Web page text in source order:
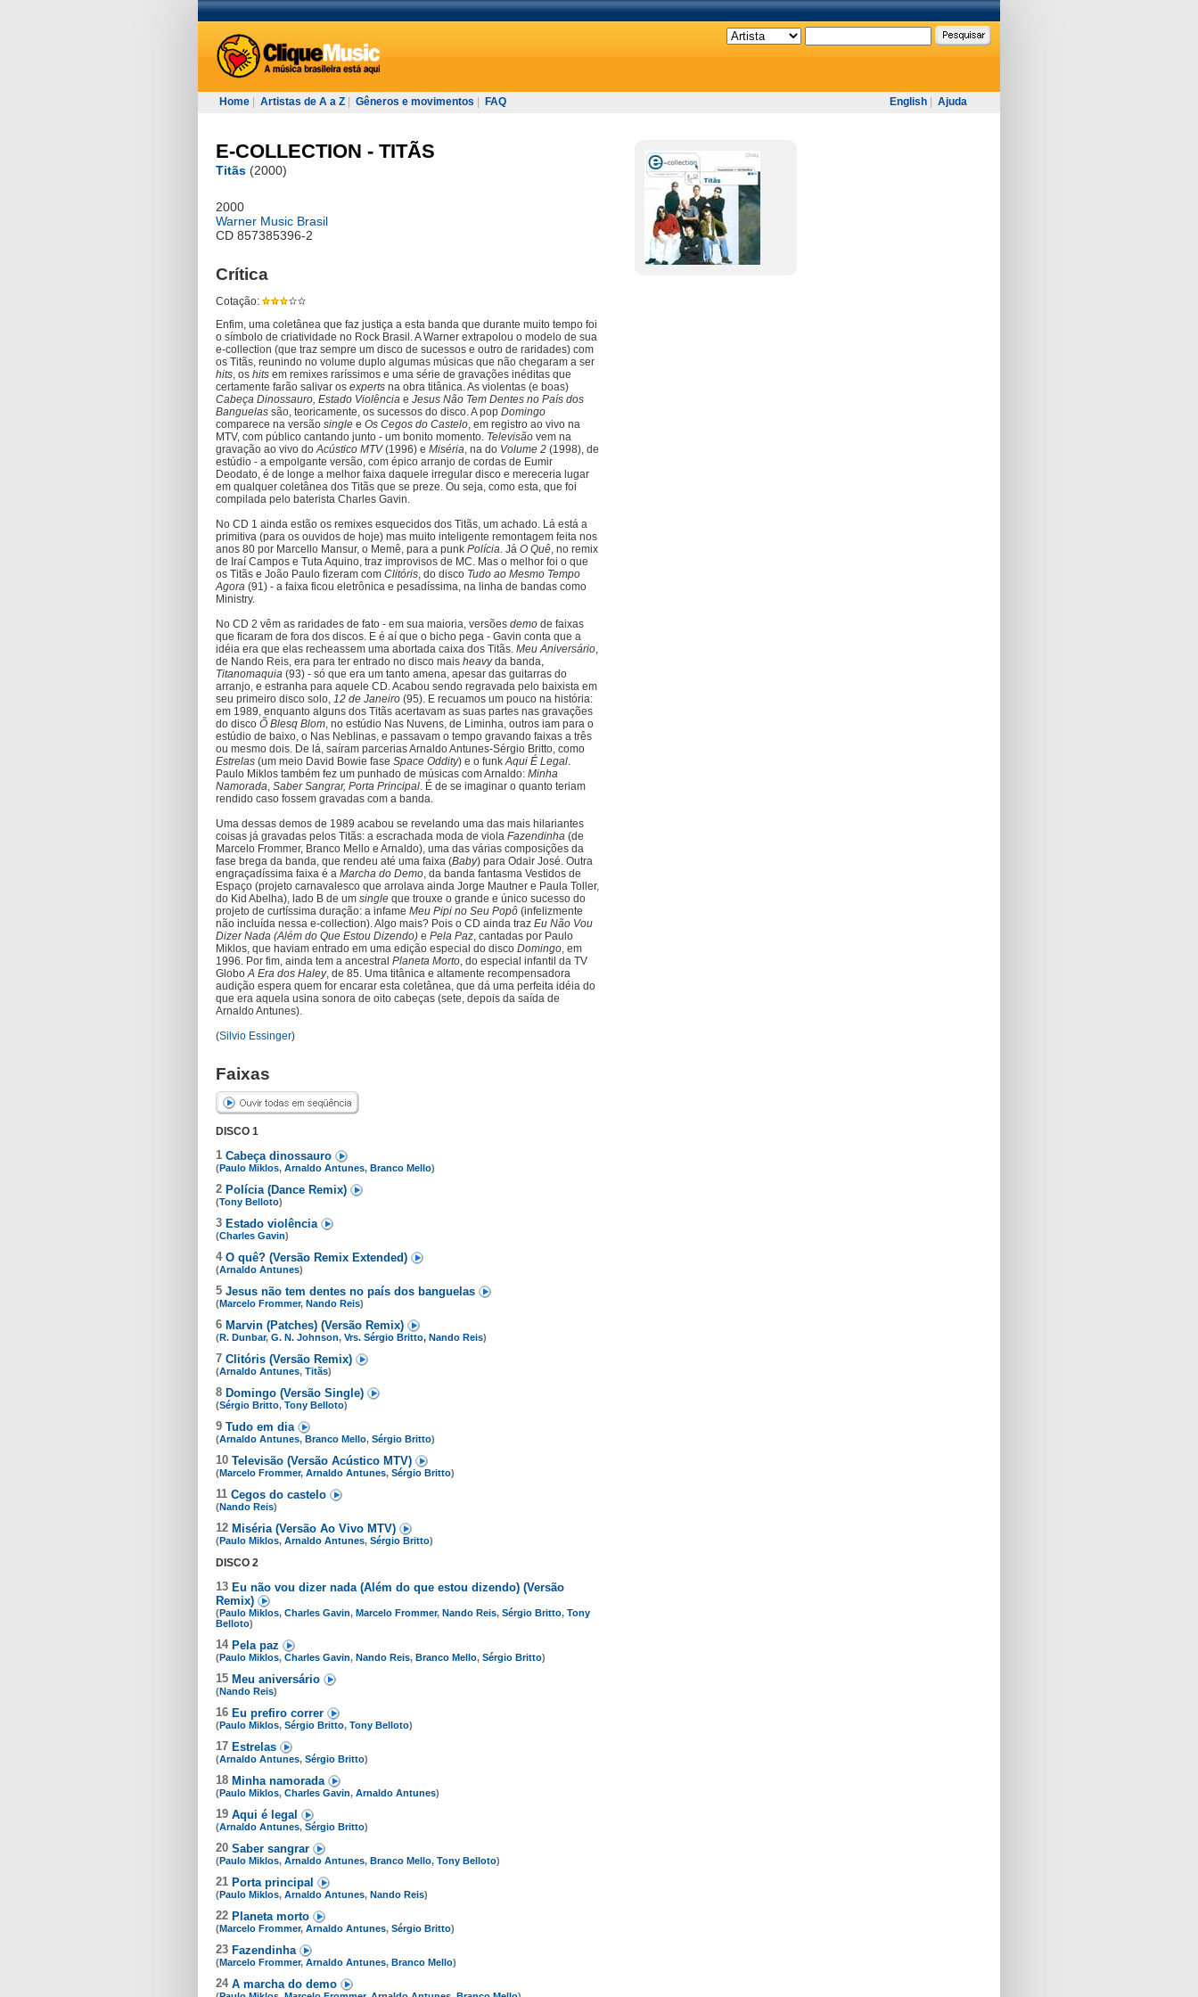
Home Artistas de A a Z Gêneros e movimentos FAQ English Ajuda
E-COLLECTION - TITÃS
Titãs (2000)
2000
Warner Music Brasil
CD 857385396-2
Crítica
Cotação:
Enfim, uma coletânea que faz justiça a esta banda que durante muito tempo foi
o símbolo de criatividade no Rock Brasil. A Warner extrapolou o modelo de sua
e-collection (que traz sempre um disco de sucessos e outro de raridades) com
os Titãs, reunindo no volume duplo algumas músicas que não chegaram a ser
hits, os hits em remixes raríssimos e uma série de gravações inéditas que
certamente farão salivar os experts na obra titânica. As violentas (e boas)
Cabeça Dinossauro, Estado Violência e Jesus Não Tem Dentes no País dos
Banguelas são, teoricamente, os sucessos do disco. A pop Domingo
comparece na versão single e Os Cegos do Castelo, em registro ao vivo na
MTV, com público cantando junto - um bonito momento. Televisão vem na
gravação ao vivo doAcústico MTV(1996) e Miséria, na do Volume 2 (1998), de
estúdio - a empolgante versão, com épico arranjo de cordas de Eumir
Deodato, é de longe a melhor faixa daquele irregular disco e mereceria lugar
em qualquer coletânea dos Titãs que se preze. Ou seja, como esta, que foi
compilada pelo baterista Charles Gavin.
No CD 1 ainda estão os remixes esquecidos dos Titãs, um achado. Lá está a
primitiva (para os ouvidos de hoje) mas muito inteligente remontagem feita nos
anos 80 por Marcello Mansur, o Memê, para a punk Polícia. Já O Quê, no remix
de Iraí Campos e Tuta Aquino, traz improvisos de MC. Mas o melhor foi o que
os Titãs e João Paulo fizeram com Clitóris, do disco Tudo ao Mesmo Tempo
Agora (91) - a faixa ficou eletrônica e pesadíssima, na linha de bandas como
Ministry.
No CD 2 vêm as raridades de fato - em sua maioria, versões demo de faixas
que ficaram de fora dos discos. E é aí que o bicho pega - Gavin conta que a
idéia era que elas recheassem uma abortada caixa dos Titãs. Meu Aniversário,
de Nando Reis, era para ter entrado no disco mais heavyda banda,
Titanomaquia (93) - só que era um tanto amena, apesar das guitarras do
arranjo, e estranha para aquele CD. Acabou sendo regravada pelo baixista em
seu primeiro disco solo, 12 de Janeiro (95). E recuamos um pouco na história:
em 1989, enquanto alguns dos Titãs acertavam as suas partes nas gravações
do disco Õ Blesq Blom, no estúdio Nas Nuvens, de Liminha, outros iam para o
estúdio de baixo, o Nas Neblinas, e passavam o tempo gravando faixas a três
ou mesmo dois. De lá, saíram parcerias Arnaldo Antunes-Sérgio Britto, como
Estrelas (um meio David Bowie fase Space Oddity) e o funkAqui É Legal.
Paulo Miklos também fez um punhado de músicas com Arnaldo: Minha
Namorada, Saber Sangrar, Porta Principal. É de se imaginar o quanto teriam
rendido caso fossem gravadas com a banda.
Uma dessas demos de 1989 acabou se revelando uma das mais hilariantes
coisas já gravadas pelos Titãs: a escrachada moda de viola Fazendinha (de
Marcelo Frommer, Branco Mello e Arnaldo), uma das várias composições da
fase brega da banda, que rendeu até uma faixa (Baby) para Odair José. Outra
engraçadíssima faixa é a Marcha do Demo, da banda fantasma Vestidos de
Espaço (projeto carnavalesco que arrolava ainda Jorge Mautner e Paula Toller,
do Kid Abelha), lado B de um single que trouxe o grande e único sucesso do
projeto de curtíssima duração: a infame Meu Pipi no Seu Popô (infelizmente
não incluída nessa e-collection). Algo mais? Pois o CD ainda traz Eu Não Vou
Dizer Nada (Além do Que Estou Dizendo) e Pela Paz, cantadas por Paulo
Miklos, que haviam entrado em uma edição especial do disco Domingo, em
1996. Por fim, ainda tem a ancestral Planeta Morto, do especial infantil da TV
GloboA Era dos Haley, de 85. Uma titânica e altamente recompensadora
audição espera quem for encarar esta coletânea, que dá uma perfeita idéia do
que era aquela usina sonora de oito cabeças (sete, depois da saída de
Arnaldo Antunes).
(Silvio Essinger)
Faixas
DISCO 1
1 Cabeça dinossauro
(Paulo Miklos, Arnaldo Antunes, Branco Mello)
2 Polícia (Dance Remix)
(Tony Belloto)
3 Estado violência
(Charles Gavin)
4 O quê? (Versão Remix Extended)
(Arnaldo Antunes)
5 Jesus não tem dentes no país dos banguelas
(Marcelo Frommer, Nando Reis)
6 Marvin (Patches) (Versão Remix)
(R. Dunbar, G. N. Johnson, Vrs. Sérgio Britto, Nando Reis)
7 Clitóris (Versão Remix)
(Arnaldo Antunes, Titãs)
8 Domingo (Versão Single)
(Sérgio Britto, Tony Belloto)
9 Tudo em dia
(Arnaldo Antunes, Branco Mello, Sérgio Britto)
10 Televisão (Versão Acústico MTV)
(Marcelo Frommer, Arnaldo Antunes, Sérgio Britto)
11 Cegos do castelo
(Nando Reis)
12 Miséria (Versão Ao Vivo MTV)
(Paulo Miklos, Arnaldo Antunes, Sérgio Britto)
DISCO 2
13 Eu não vou dizer nada (Além do que estou dizendo) (Versão
Remix)
(Paulo Miklos, Charles Gavin, Marcelo Frommer, Nando Reis, Sérgio Britto, Tony
Belloto)
14 Pela paz
(Paulo Miklos, Charles Gavin, Nando Reis, Branco Mello, Sérgio Britto)
15 Meu aniversário
(Nando Reis)
16 Eu prefiro correr
(Paulo Miklos, Sérgio Britto, Tony Belloto)
17 Estrelas
(Arnaldo Antunes, Sérgio Britto)
18 Minha namorada
(Paulo Miklos, Charles Gavin, Arnaldo Antunes)
19 Aqui é legal
(Arnaldo Antunes, Sérgio Britto)
20 Saber sangrar
(Paulo Miklos, Arnaldo Antunes, Branco Mello, Tony Belloto)
21 Porta principal
(Paulo Miklos, Arnaldo Antunes, Nando Reis)
22 Planeta morto
(Marcelo Frommer, Arnaldo Antunes, Sérgio Britto)
23 Fazendinha
(Marcelo Frommer, Arnaldo Antunes, Branco Mello)
24 A marcha do demo